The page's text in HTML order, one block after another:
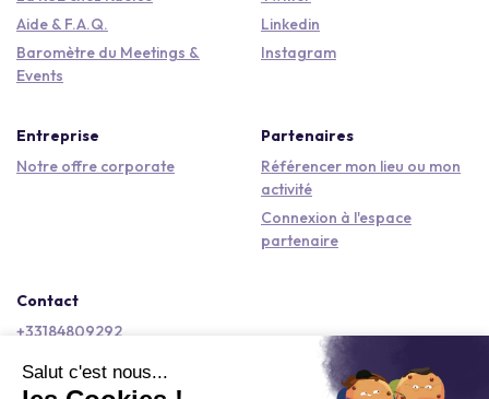
Aide & F.A.Q.
Baromètre du Meetings &
Events
Linkedin
Instagram
Entreprise
Notre offre corporate
Partenaires
Référencer mon lieu ou mon
activité
Connexion à l'espace
partenaire
Contact
+33184809292